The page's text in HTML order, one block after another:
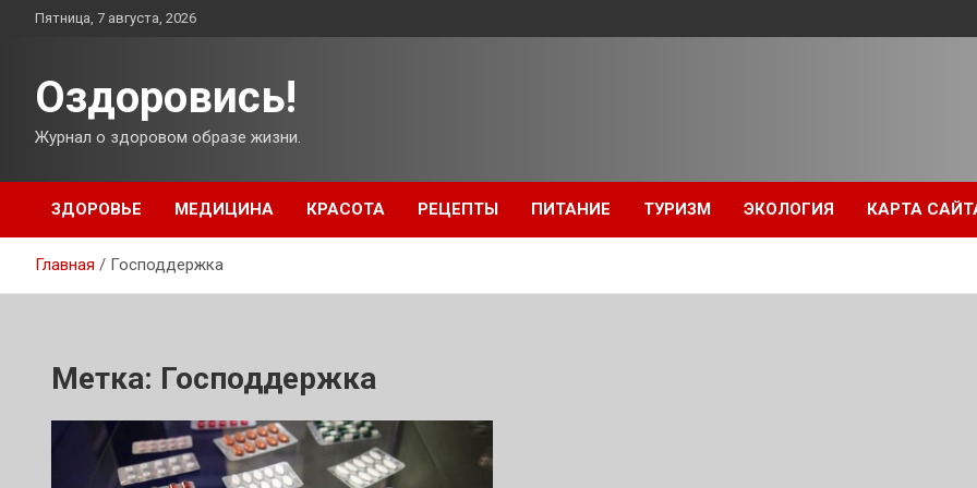
ПерейтиПятница, 7 августа, 2026
Оздоровись!
Журнал о здоровом образе жизни.
ЗДОРОВЬЕ МЕДИЦИНА КРАСОТА РЕЦЕПТЫ ПИТАНИЕ ТУРИЗМ ЭКОЛОГИЯ КАРТА
Главная Господдержка
Метка: Господдержка